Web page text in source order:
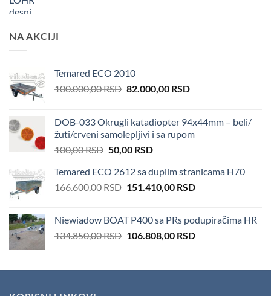
NA AKCIJI
Temared ECO 2010
100.000,00RSD Original
100.000,00 RSD.
82.000,00 RSDCurrent
82.000,00 RSD.
DOB-033 Okrugli katadiopter 94x44mm – beli/
žuti/crveni samolepljivi i sa rupom
100,00RSD Original
was:
100,00 RSD.
50,00 RSDCurrent
is:
50,00 RSD.
Temared ECO 2612 sa duplim stranicama H70
166.600,00RSD Original
166.600,00 RSD.
151.410,00 RSDCurrent
151.410,00 RSD.
Niewiadow BOAT P400 sa PRs podupiračima HR
134.850,00RSD Original
134.850,00 RSD.
106.808,00 RSDCurrent
106.808,00 RSD.